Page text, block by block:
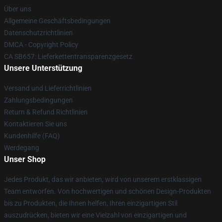
Über uns
Allgemeine Geschäftsbedingungen
Datenschutzrichtlinien
DMCA - Copyright Policy
CA SB657: Lieferkettentransparenzgesetz
Unsere Unterstützung
Versand und Lieferrichtlinien
Zahlungsbedingungen
Return & Refund Richtlinien
Kontaktieren Sie uns
Kundenhilfe (FAQ)
Werdegang
Unser Shop
Jedes Produkt, das wir anbieten, wird von unserem erstklassigen
Team entworfen. Von hochwertigen und schönen Design-Produkten
bis zu Produkten, die Ihnen helfen, Ihren einzigartigen Stil
auszudrücken, bieten wir eine Vielzahl von einzigartigen und